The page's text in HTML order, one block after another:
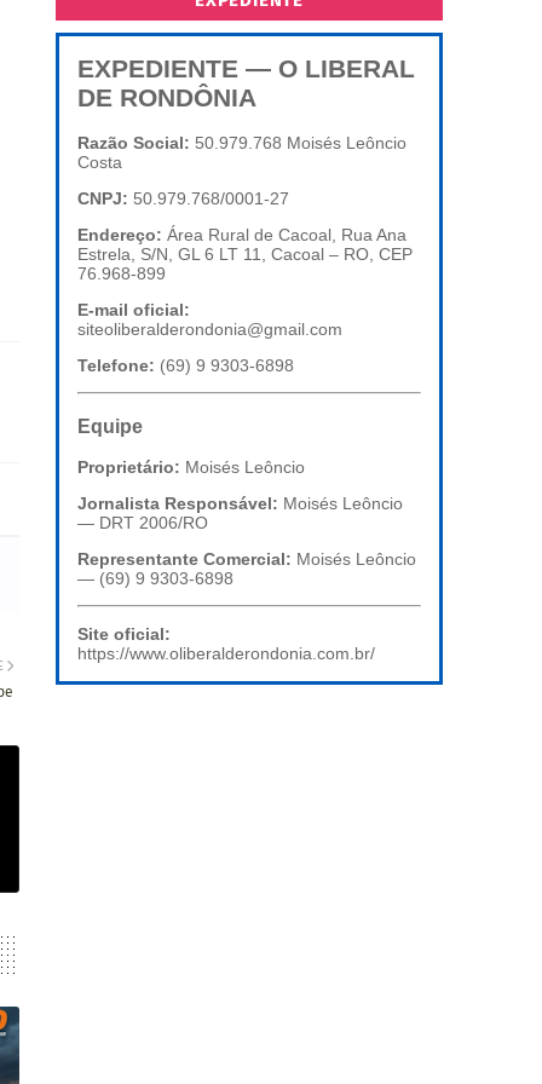
EXPEDIENTE — O LIBERAL
DE RONDÔNIA
Razão Social: 50.979.768 Moisés Leôncio
Costa
CNPJ: 50.979.768/0001-27
Endereço: Área Rural de Cacoal, Rua Ana
Estrela, S/N, GL 6 LT 11, Cacoal – RO, CEP
76.968-899
E-mail oficial:
siteoliberalderondonia@gmail.com
Telefone: (69) 9 9303-6898
Equipe
Proprietário: Moisés Leôncio
Jornalista Responsável: Moisés Leôncio
— DRT 2006/RO
Representante Comercial: Moisés Leôncio
— (69) 9 9303-6898
Site oficial:
https://www.oliberalderondonia.com.br/